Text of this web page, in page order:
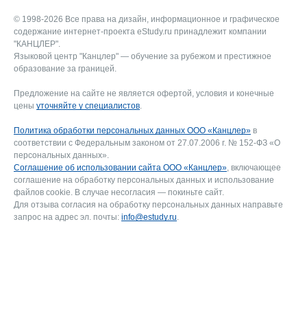
© 1998-2026 Все права на дизайн, информационное и графическое
содержание интернет-проекта eStudy.ru принадлежит компании
"КАНЦЛЕР".
Языковой центр "Канцлер" — обучение за рубежом и престижное
образование за границей.
Предложение на сайте не является офертой, условия и конечные
цены уточняйте у специалистов.
Политика обработки персональных данных ООО «Канцлер» в
соответствии с Федеральным законом от 27.07.2006 г. № 152-ФЗ «О
персональных данных».
Соглашение об использовании сайта ООО «Канцлер», включающее
соглашение на обработку персональных данных и использование
файлов cookie. В случае несогласия — покиньте сайт.
Для отзыва согласия на обработку персональных данных направьте
запрос на адрес эл. почты: info@estudy.ru.